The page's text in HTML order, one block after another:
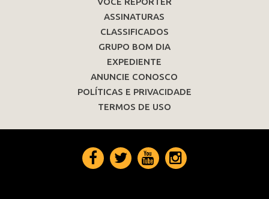
ASSINATURAS
CLASSIFICADOS
GRUPO BOM DIA
EXPEDIENTE
ANUNCIE CONOSCO
POLÍTICAS E PRIVACIDADE
TERMOS DE USO